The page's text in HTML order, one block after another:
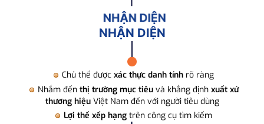
NHẬN DIỆN
Chủ thể được xác thực danh tính rõ ràng
Nhắm đến thị trường mục tiêuvà khẳng định xuất xứ
thương hiệuViệt Nam đến với người tiêu dùng
Lợi thế xếp hạng trên công cụ tìm kiếm